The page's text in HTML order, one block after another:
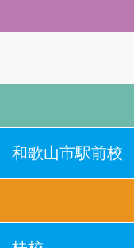
和歌山市駅前校